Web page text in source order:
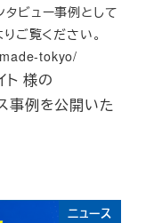
ト 様の
事例を公開いた
ビュー事例として
ご覧ください。
tokyo/
ニュース